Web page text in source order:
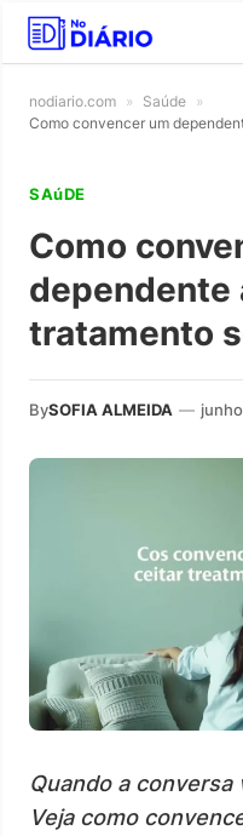
nodiario.com » Saúde »
Como convencer um
SAúDE
Como
dependente
tratamento
BySOFIA ALMEIDA —
Quando a conversa
Veja como